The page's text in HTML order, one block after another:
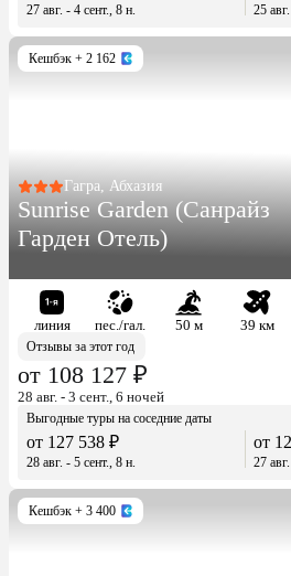
27 авг. - 4 сент., 8 н. 25
Кешбэк + 2 162
Гагра, Абхазия
Sunrise Garden (Санрайз
Гарден Отель)
линия пес./гал. 50 м 39 км
Отзывы за этот год
от 108 127 ₽
28 авг. - 3 сент., 6 ночей
Выгодные туры на соседние даты
от 127 538 ₽
28 авг. - 5 сент., 8 н.
от
27
Кешбэк + 3 400